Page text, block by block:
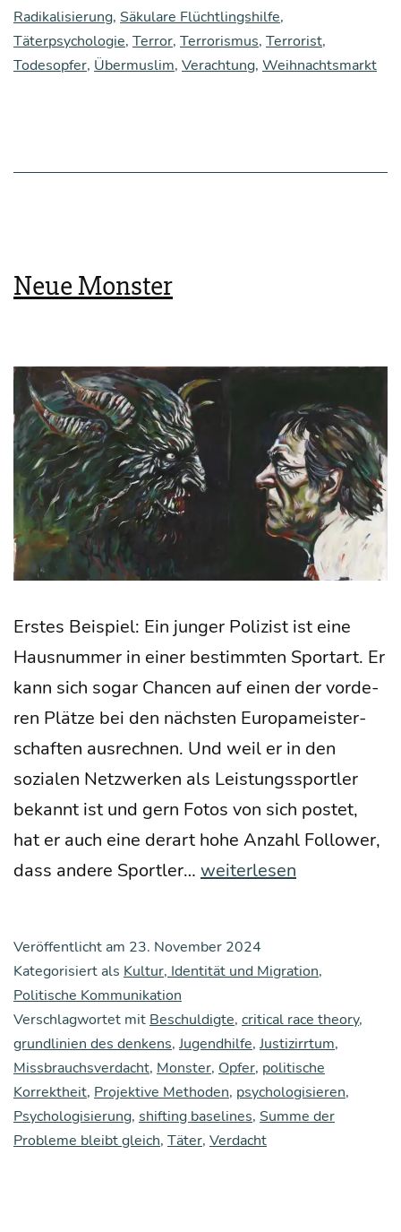
Radikalisierung, Säkulare Flüchtlingshilfe,
Täterpsychologie, Terror, Terrorismus, Terrorist,
Todesopfer, Übermuslim, Verachtung, Weihnachtsmarkt
Neue Monster
Ers­tes Bei­spiel: Ein jun­ger Poli­zist ist eine
Haus­num­mer in einer bestimm­ten Sport­art. Er
kann sich sogar Chan­cen auf einen der vor­de­
ren Plät­ze bei den nächs­ten Euro­pa­meis­ter­
schaf­ten aus­rech­nen. Und weil er in den
sozia­len Netz­wer­ken als Leis­tungs­sport­ler
bekannt ist und gern Fotos von sich pos­tet,
hat er auch eine der­art hohe Anzahl Fol­lower,
dass ande­re Sport­ler… Neue
weiterlesen
Veröffentlicht am 23. November 2024
Kategorisiert als Kultur, Identität und Migration,
Politische Kommunikation
Verschlagwortet mit Beschuldigte, critical race theory,
grundlinien des denkens, Jugendhilfe, Justizirrtum,
Missbrauchsverdacht, Monster, Opfer, politische
Korrektheit, Projektive Methoden, psychologisieren,
Psychologisierung, shifting baselines, Summe der
Probleme bleibt gleich, Täter, Verdacht